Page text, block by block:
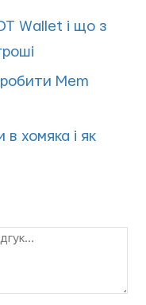
Wallet і що з
Mem
хомяка і як